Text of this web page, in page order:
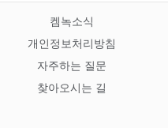
켐녹소식
개인정보처리방침
자주하는 질문
찾아오시는 길